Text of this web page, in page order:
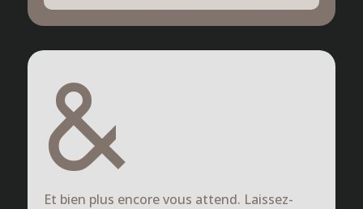
&
Et bien plus encore vous attend. Laissez-